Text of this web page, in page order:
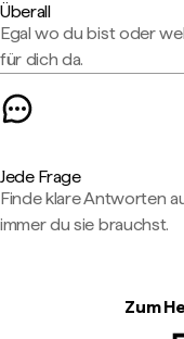
Überall
Egal wo du bist oder
für dich da.
Jede Frage
Finde klare Antworten
immer du sie brauchst.
Zum